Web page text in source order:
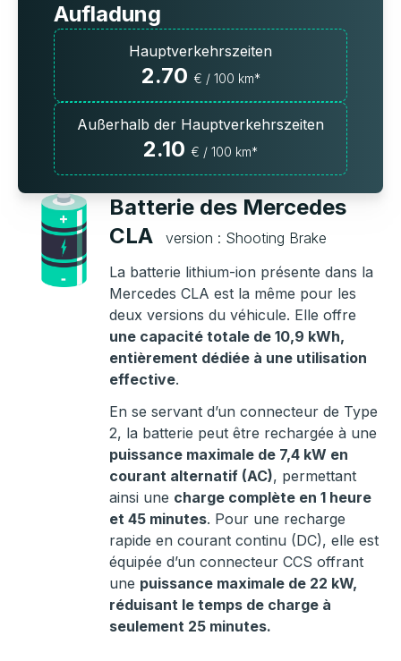
Aufladung
Hauptverkehrszeiten
2.70 € / 100 km*
Außerhalb der Hauptverkehrszeiten
2.10 € / 100 km*
Batterie des Mercedes
CLA
version : Shooting Brake
La batterie lithium-ion présente dans la
Mercedes CLA est la même pour les
deux versions du véhicule. Elle offre
une capacité totale de 10,9 kWh,
entièrement dédiée à une utilisation
effective.
En se servant d’un connecteur de Type
2, la batterie peut être rechargée à une
puissance maximale de 7,4 kW en
courant alternatif (AC), permettant
ainsi une charge complète en 1 heure
et 45 minutes. Pour une recharge
rapide en courant continu (DC), elle est
équipée d’un connecteur CCS offrant
une puissance maximale de 22 kW,
réduisant le temps de charge à
seulement 25 minutes.